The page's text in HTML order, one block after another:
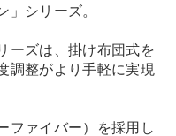
」シリーズ。
ーズは、掛け布団式を
調整がより手軽に実現
ファイバー）を採用し